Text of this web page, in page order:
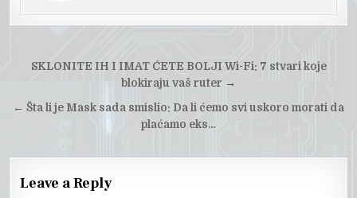
Post
navigation
SKLONITE IH I IMAT ĆETE BOLJI Wi-Fi: 7 stvari koje
blokiraju vaš ruter →
← Šta li je Mask sada smislio: Da li ćemo svi uskoro morati da
plaćamo eks…
Leave a Reply